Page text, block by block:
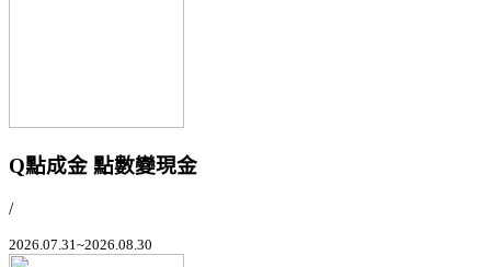
Q點成金 點數變現金
/
2026.07.31~2026.08.30